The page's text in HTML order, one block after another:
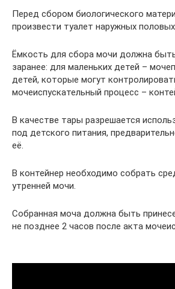
Перед сбором биологического
произвести туалет наружных
Ёмкость для сбора мочи должна
заранее: для маленьких детей –
детей, которые могут
мочеиспускательный процесс –
В качестве тары разрешается
под детского питания,
её.
В контейнер необходимо собрать
утренней мочи.
Собранная моча должна быть
не позднее 2 часов после акта